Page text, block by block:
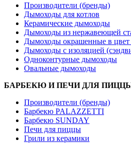
Производители (бренды)
Дымоходы для котлов
Керамические дымоходы
Дымоходы из нержавеющей
Дымоходы окрашенные в цвет
Дымоходы с изоляцией
Одноконтурные дымоходы
Овальные дымоходы
БАРБЕКЮ И ПЕЧИ ДЛЯ
Производители (бренды)
Барбекю PALAZZETTI
Барбекю SUNDAY
Печи для пиццы
Грили из керамики